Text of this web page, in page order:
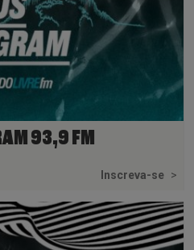
93,9 FM
Inscreva-se >